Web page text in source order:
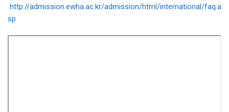
http://admission.ewha.ac.kr/admission/html/international/faq.a
sp